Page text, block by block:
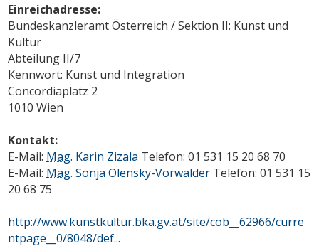
Einreichadresse:
Bundeskanzleramt Österreich / Sektion II: Kunst und
Kultur
Abteilung II/7
Kennwort: Kunst und Integration
Concordiaplatz 2
1010 Wien
Kontakt:
E-Mail: Mag. Karin Zizala Telefon: 01 531 15 20 68 70
E-Mail: Mag. Sonja Olensky-Vorwalder Telefon: 01 531 15
20 68 75
http://www.kunstkultur.bka.gv.at/site/cob__62966/curre
ntpage__0/8048/def...